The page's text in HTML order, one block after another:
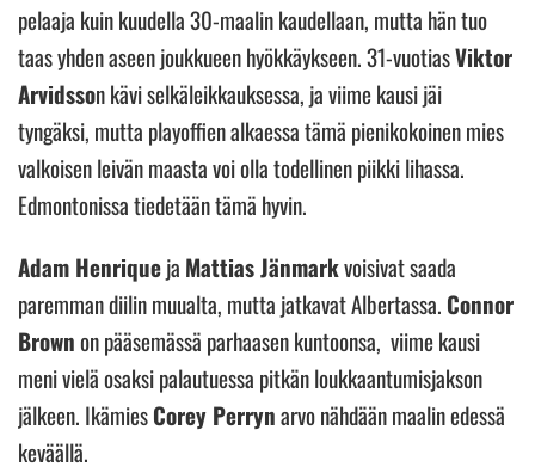
pelaaja kuin kuudella 30-maalin kaudellaan, mutta hän tuo
taas yhden aseen joukkueen hyökkäykseen. 31-vuotiasViktor
Arvidsson kävi selkäleikkauksessa, ja viime kausi jäi
tyngäksi, mutta playoffien alkaessa tämä pienikokoinen mies
valkoisen leivän maasta voi olla todellinen piikki lihassa.
Edmontonissa tiedetään tämä hyvin.
Adam Henriqueja Mattias Jänmarkvoisivat saada
paremman diilin muualta, mutta jatkavat Albertassa. Connor
Brownon pääsemässä parhaasen kuntoonsa, viime kausi
meni vielä osaksi palautuessa pitkän loukkaantumisjakson
jälkeen. IkämiesCorey Perrynarvo nähdään maalin edessä
keväällä.